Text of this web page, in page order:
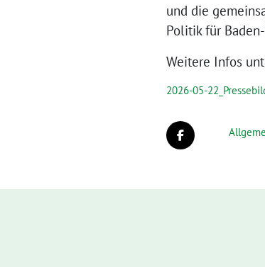
und die
Politik für
Weitere Infos
2026-05-